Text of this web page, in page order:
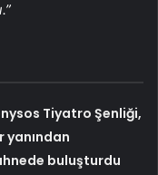
Tiyatro Şenliği,
yanından
buluşturdu